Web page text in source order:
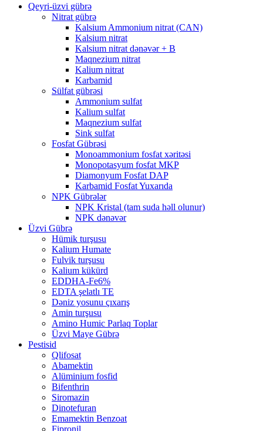
Qeyri-üzvi gübrə
Nitrat gübrə
Kalsium Ammonium nitrat (CAN)
Kalsium nitrat
Kalsium nitrat dənəvər + B
Maqnezium nitrat
Kalium nitrat
Karbamid
Sülfat gübrəsi
Ammonium sulfat
Kalium sulfat
Maqnezium sulfat
Sink sulfat
Fosfat Gübrəsi
Monoammonium fosfat xəritəsi
Monopotasyum fosfat MKP
Diamonyum Fosfat DAP
Karbamid Fosfat Yuxarıda
NPK Gübrələr
NPK Kristal (tam suda həll olunur)
NPK dənəvər
Üzvi Gübrə
Hümik turşusu
Kalium Humate
Fulvik turşusu
Kalium kükürd
EDDHA-Fe6%
EDTA şelatlı TE
Dəniz yosunu çıxarış
Amin turşusu
Amino Humic Parlaq Toplar
Üzvi Maye Gübrə
Pestisid
Qlifosat
Abamektin
Alüminium fosfid
Bifenthrin
Siromazin
Dinotefuran
Emamektin Benzoat
Fipronil